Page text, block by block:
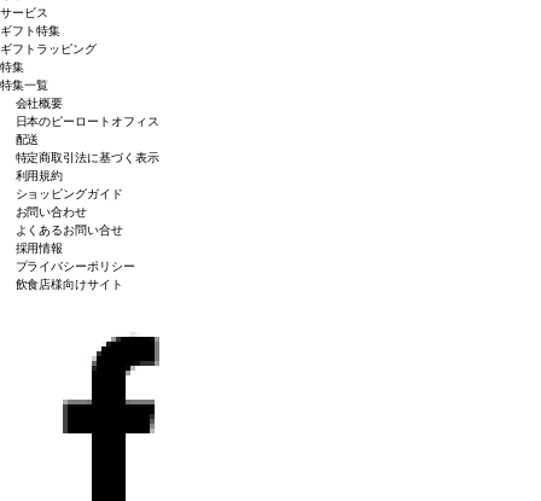
サービス
ギフト特集
ギフトラッピング
特集
特集一覧
会社概要
日本のピーロートオフィス
配送
特定商取引法に基づく表示
利用規約
ショッピングガイド
お問い合わせ
よくあるお問い合せ
採用情報
プライバシーポリシー
飲食店様向けサイト